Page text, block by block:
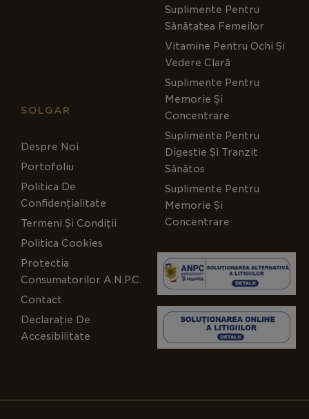
Suplimente Pentru
Sănătatea Femeilor
Vitamine Pentru Ochi Și
Vedere Clară
Suplimente Pentru
Memorie Și
Concentrare
Suplimente Pentru
Digestie Și Tranzit
Sănătos
Suplimente Pentru
Memorie Și
Concentrare
SOLGAR
Despre Noi
Portofoliu
Politica De
Confidențialitate
Termeni Și Condiții
Politica Cookies
Protectia
Consumatorilor A.N.P.C.
Contact
Declarație De
Accesibilitate